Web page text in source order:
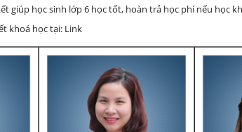
giúp học sinh lớp 6 học tốt, hoàn trả học phí nếu học
khoá học tại: Link